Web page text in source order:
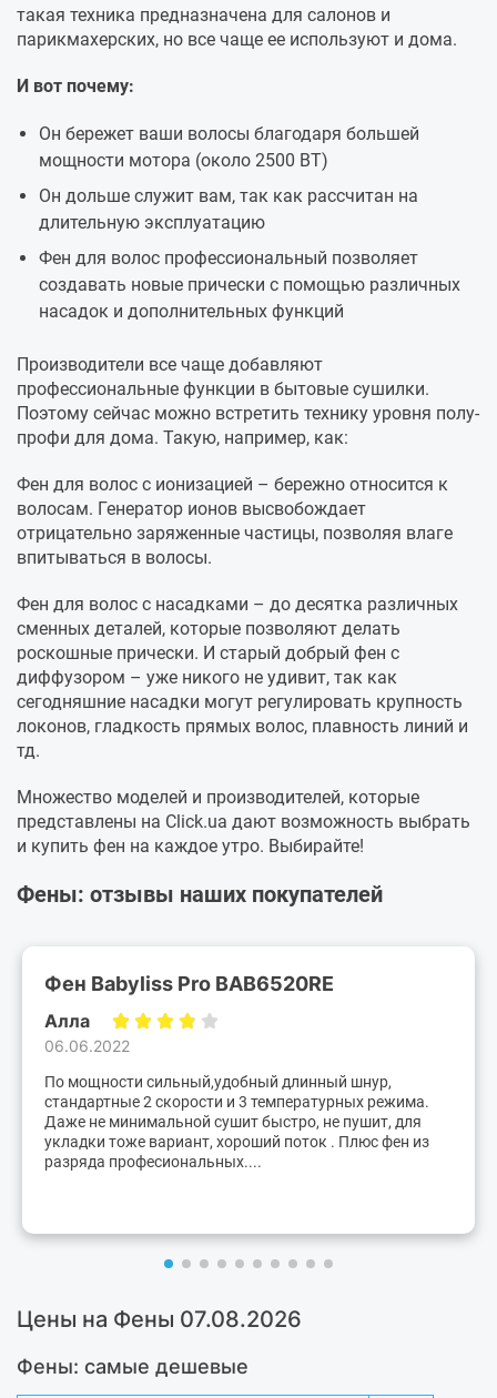
такая техника предназначена для салонов и
парикмахерских, но все чаще ее используют и дома.
И вот почему:
Он бережет ваши волосы благодаря большей
мощности мотора (около 2500 ВТ)
Он дольше служит вам, так как рассчитан на
длительную эксплуатацию
Фен для волос профессиональный позволяет
создавать новые прически с помощью различных
насадок и дополнительных функций
Производители все чаще добавляют
профессиональные функции в бытовые сушилки.
Поэтому сейчас можно встретить технику уровня полу-
профи для дома. Такую, например, как:
Фен для волос с ионизацией – бережно относится к
волосам. Генератор ионов высвобождает
отрицательно заряженные частицы, позволяя влаге
впитываться в волосы.
Фен для волос с насадками – до десятка различных
сменных деталей, которые позволяют делать
роскошные прически. И старый добрый фен с
диффузором – уже никого не удивит, так как
сегодняшние насадки могут регулировать крупность
локонов, гладкость прямых волос, плавность линий и
тд.
Множество моделей и производителей, которые
представлены на Click.ua дают возможность выбрать
и купить фен на каждое утро. Выбирайте!
Фены: отзывы наших покупателей
Фен Babyliss Pro BAB6520RE
Алла
06.06.2022
По мощности сильный,удобный длинный шнур,
стандартные 2 скорости и 3 температурных режима.
Даже не минимальной сушит быстро, не пушит, для
укладки тоже вариант, хороший поток . Плюс фен из
разряда професиональных....
Цены на Фены 07.08.2026
Фены: самые дешевые